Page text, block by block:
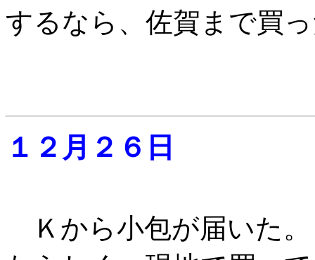
するなら、佐賀まで買
１２月２６日
Ｋから小包が届いた